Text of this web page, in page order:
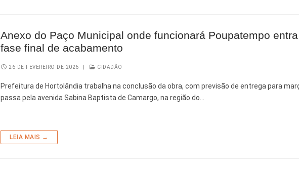
Finanças
Governo
Habitação
Mobilidade Urbana
Anexo do Paço Municipal onde funcionará Poupatempo
fase final de acabamento
26 DE FEVEREIRO DE 2026 CIDADÃO
Prefeitura de Hortolândia trabalha na conclusão da obra, com previsão de entrega para
passa pela avenida Sabina Baptista de Camargo, na região do…
LEIA MAIS →